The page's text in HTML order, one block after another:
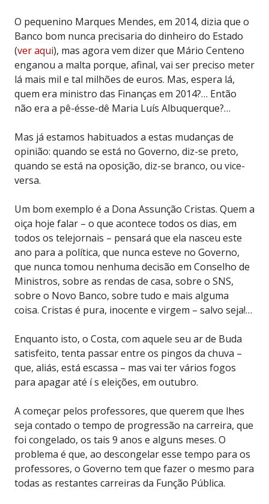
O pequenino Marques Mendes, em 2014, dizia que o
Banco bom nunca precisaria do dinheiro do Estado
(ver aqui), mas agora vem dizer que Mário Centeno
enganou a malta porque, afinal, vai ser preciso meter
lá mais mil e tal milhões de euros. Mas, espera lá,
quem era ministro das Finanças em 2014?… Então
não era a pê-ésse-dê Maria Luís Albuquerque?…
Mas já estamos habituados a estas mudanças de
opinião: quando se está no Governo, diz-se preto,
quando se está na oposição, diz-se branco, ou vice-
versa.
Um bom exemplo é a Dona Assunção Cristas. Quem a
oiça hoje falar – o que acontece todos os dias, em
todos os telejornais – pensará que ela nasceu este
ano para a política, que nunca esteve no Governo,
que nunca tomou nenhuma decisão em Conselho de
Ministros, sobre as rendas de casa, sobre o SNS,
sobre o Novo Banco, sobre tudo e mais alguma
coisa. Cristas é pura, inocente e virgem – salvo seja!…
Enquanto isto, o Costa, com aquele seu ar de Buda
satisfeito, tenta passar entre os pingos da chuva –
que, aliás, está escassa – mas vai ter vários fogos
para apagar até í s eleições, em outubro.
A começar pelos professores, que querem que lhes
seja contado o tempo de progressão na carreira, que
foi congelado, os tais 9 anos e alguns meses. O
problema é que, ao descongelar esse tempo para os
professores, o Governo tem que fazer o mesmo para
todas as restantes carreiras da Função Pública.